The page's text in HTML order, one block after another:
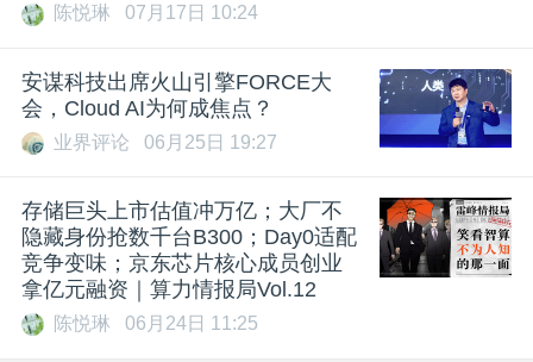
陈悦琳 07月17日 10:24
安谋科技出席火山引擎FORCE大
会，Cloud AI为何成焦点？
业界评论 06月25日 19:27
存储巨头上市估值冲万亿；大厂不
隐藏身份抢数千台B300；Day0适配
竞争变味；京东芯片核心成员创业
拿亿元融资｜算力情报局Vol.12
陈悦琳 06月24日 11:25